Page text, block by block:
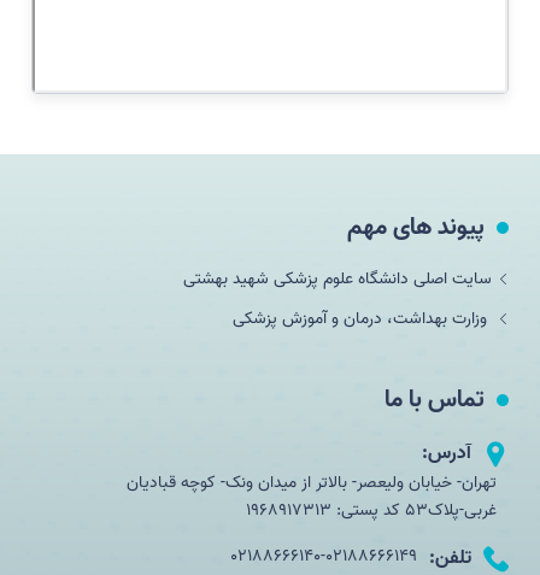
پیوند های مهم
سایت اصلی دانشگاه علوم پزشکی شهید بهشتی
وزارت بهداشت، درمان و آموزش پزشکی
تماس با ما
آدرس:
تهران- خیابان ولیعصر- بالاتر از میدان ونک- کوچه قبادیان
غربی-پلاک53 کد پستی: 1968917313
تلفن: 02188666140-02188666149